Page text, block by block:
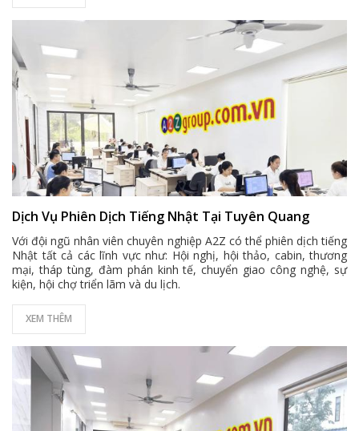
Dịch Vụ Phiên Dịch Tiếng Nhật Tại Tuyên Quang
Với đội ngũ nhân viên chuyên nghiệp A2Z có thể phiên dịch tiếng
Nhật tất cả các lĩnh vực như: Hội nghị, hội thảo, cabin, thương
mại, tháp tùng, đàm phán kinh tế, chuyển giao công nghệ, sự
kiện, hội chợ triển lãm và du lịch.
XEM THÊM